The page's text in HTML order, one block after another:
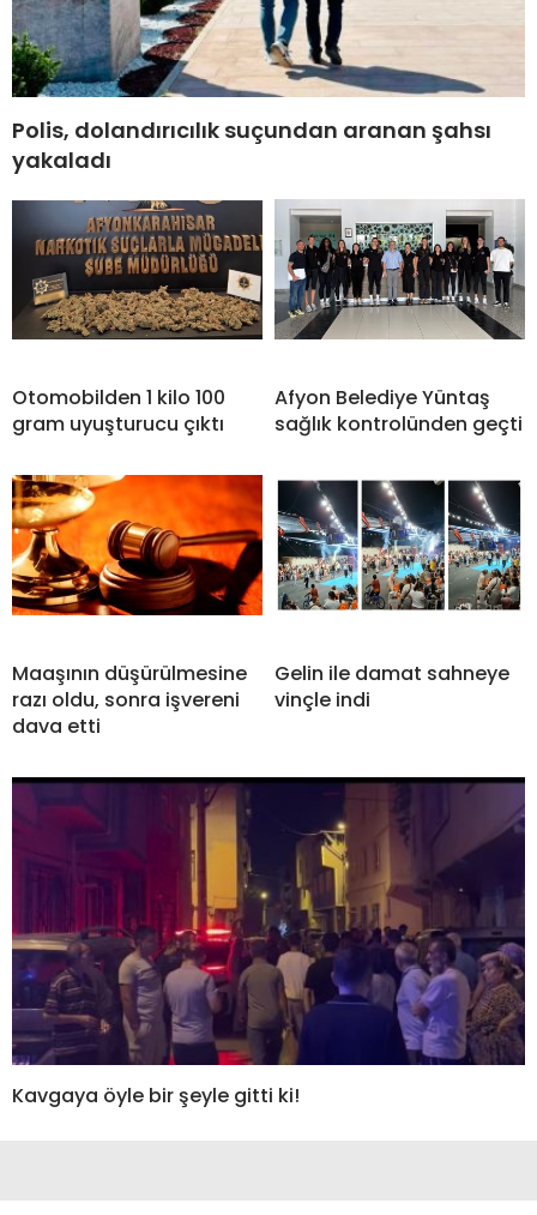
Polis, dolandırıcılık suçundan aranan şahsı
yakaladı
Otomobilden 1 kilo 100
gram uyuşturucu çıktı
Afyon Belediye Yüntaş
sağlık kontrolünden geçti
Maaşının düşürülmesine
razı oldu, sonra işvereni
dava etti
Gelin ile damat sahneye
vinçle indi
Kavgaya öyle bir şeyle gitti ki!